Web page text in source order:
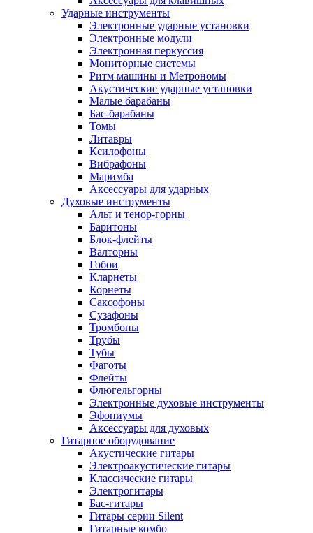
Ударные инструменты
Электронные ударные установки
Электронные модули
Электронная перкуссия
Мониторные системы
Ритм машины и Метрономы
Акустические ударные установки
Малые барабаны
Бас-барабаны
Томы
Литавры
Ксилофоны
Вибрафоны
Маримба
Аксессуары для ударных
Духовые инструменты
Альт и тенор-горны
Баритоны
Блок-флейты
Валторны
Гобои
Кларнеты
Корнеты
Саксофоны
Сузафоны
Тромбоны
Трубы
Тубы
Фаготы
Флейты
Флюгельгорны
Электронные духовые инструменты
Эфониумы
Аксессуары для духовых
Гитарное оборудование
Акустические гитары
Электроакустические гитары
Классические гитары
Электрогитары
Бас-гитары
Гитары серии Silent
Гитарные комбо